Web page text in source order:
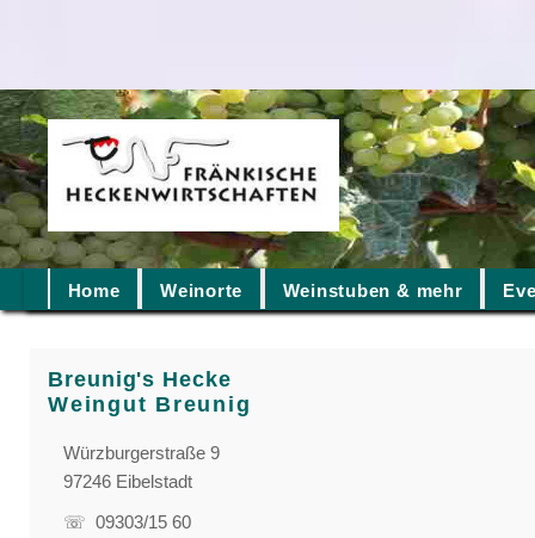
Home Weinorte Weinstuben & mehr
Breunig's Hecke
Weingut Breunig
Würzburgerstraße 9
97246 Eibelstadt
☏ 09303/15 60